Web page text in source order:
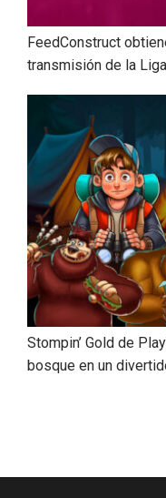
FeedConstruct
transmisión de la
Stompin’ Gold de
bosque en un